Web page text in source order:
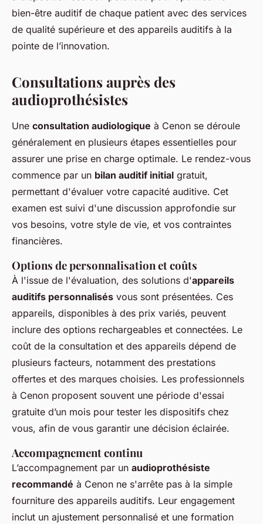
bien-être auditif de chaque patient avec des services
de qualité supérieure et des appareils auditifs à la
pointe de l’innovation.
Consultations auprès des
audioprothésistes
Une consultation audiologique à Cenon se déroule
généralement en plusieurs étapes essentielles pour
assurer une prise en charge optimale. Le rendez-vous
commence par un bilan auditif initial gratuit,
permettant d'évaluer votre capacité auditive. Cet
examen est suivi d'une discussion approfondie sur
vos besoins, votre style de vie, et vos contraintes
financières.
Options de personnalisation et coûts
À l'issue de l'évaluation, des solutions d'appareils
auditifs personnalisés vous sont présentées. Ces
appareils, disponibles à des prix variés, peuvent
inclure des options rechargeables et connectées. Le
coût de la consultation et des appareils dépend de
plusieurs facteurs, notamment des prestations
offertes et des marques choisies. Les professionnels
à Cenon proposent souvent une période d'essai
gratuite d’un mois pour tester les dispositifs chez
vous, afin de vous garantir une décision éclairée.
Accompagnement continu
L’accompagnement par un audioprothésiste
recommandé à Cenon ne s'arrête pas à la simple
fourniture des appareils auditifs. Leur engagement
inclut un ajustement personnalisé et une formation